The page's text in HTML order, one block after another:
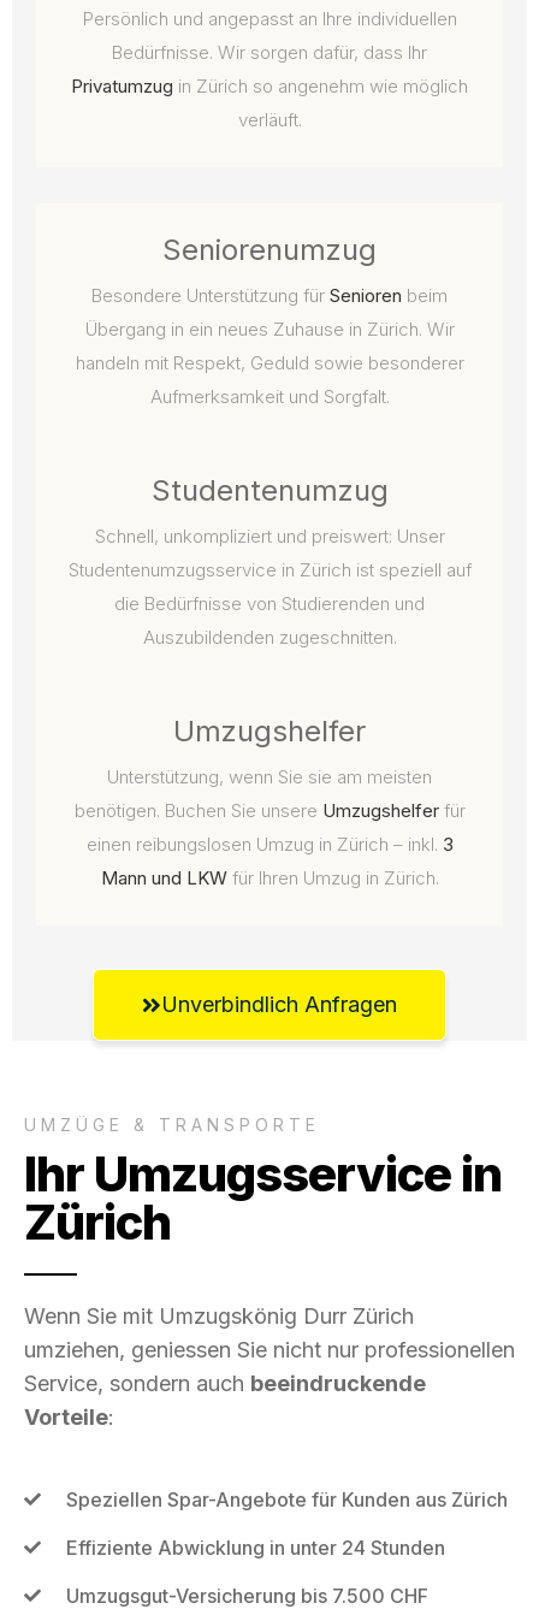
Persönlich und angepasst an Ihre individuellen
Bedürfnisse. Wir sorgen dafür, dass Ihr
Privatumzug in Zürich so angenehm wie möglich
verläuft.
Seniorenumzug
Besondere Unterstützung für Senioren beim
Übergang in ein neues Zuhause in Zürich. Wir
handeln mit Respekt, Geduld sowie besonderer
Aufmerksamkeit und Sorgfalt.
Studentenumzug
Schnell, unkompliziert und preiswert: Unser
Studentenumzugsservice in Zürich ist speziell auf
die Bedürfnisse von Studierenden und
Auszubildenden zugeschnitten.
Umzugshelfer
Unterstützung, wenn Sie sie am meisten
benötigen. Buchen Sie unsere Umzugshelferfür
einen reibungslosen Umzug in Zürich – inkl. 3
Mann und LKWfür Ihren Umzug in Zürich.
Unverbindlich Anfragen
UMZÜGE & TRANSPORTE
Ihr Umzugsservice in
Zürich
Wenn Sie mit Umzugskönig Durr Zürich
umziehen, geniessen Sie nicht nur professionellen
Service, sondern auch beeindruckende
Vorteile:
Speziellen Spar-Angebote für Kunden aus Zürich
Effiziente Abwicklung in unter 24 Stunden
Umzugsgut-Versicherung bis 7.500 CHF